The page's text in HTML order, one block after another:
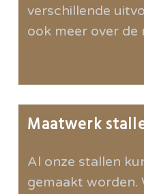
verschillende
ook meer over de
Maatwerk
Al onze stallen
gemaakt worden.